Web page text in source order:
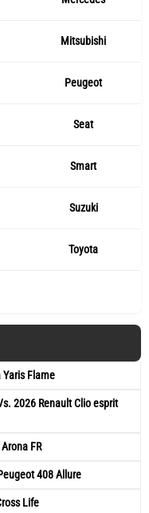
Mitsubishi
Peugeot
Seat
Smart
Suzuki
Toyota
Yaris Flame
2026 Renault Clio esprit
FR
408 Allure
Life